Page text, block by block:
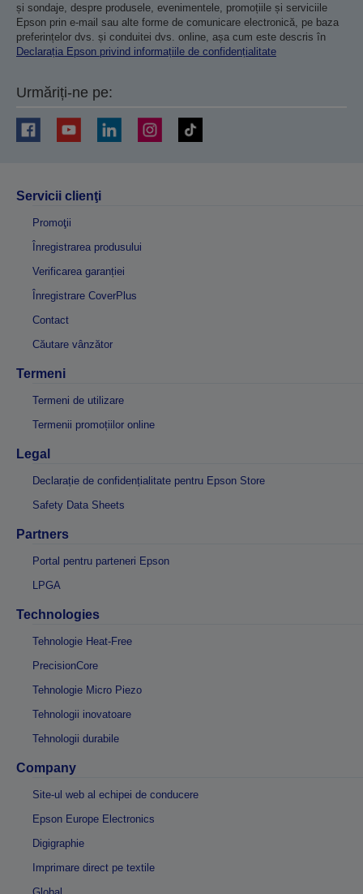
și sondaje, despre produsele, evenimentele, promoțiile și serviciile
Epson prin e-mail sau alte forme de comunicare electronică, pe baza
preferințelor dvs. și conduitei dvs. online, așa cum este descris în
Declarația Epson privind informațiile de confidențialitate
Urmăriți-ne pe:
Servicii clienţi
Promoţii
Înregistrarea produsului
Verificarea garanției
Înregistrare CoverPlus
Contact
Căutare vânzător
Termeni
Termeni de utilizare
Termenii promoțiilor online
Legal
Declarație de confidențialitate pentru Epson Store
Safety Data Sheets
Partners
Portal pentru parteneri Epson
LPGA
Technologies
Tehnologie Heat-Free
PrecisionCore
Tehnologie Micro Piezo
Tehnologii inovatoare
Tehnologii durabile
Company
Site-ul web al echipei de conducere
Epson Europe Electronics
Digigraphie
Imprimare direct pe textile